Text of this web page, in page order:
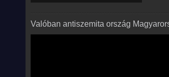
Valóban antiszemita ország